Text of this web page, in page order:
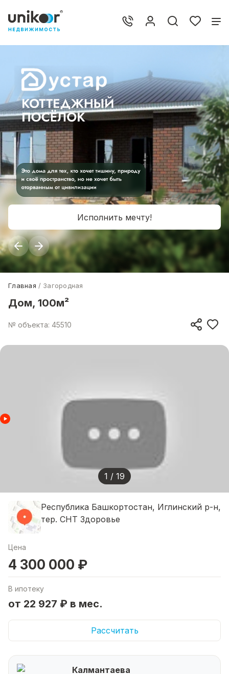
Исполнить мечту!
Главная Загородная
Дом, 100м²
№ объекта: 45510
1 / 19
Республика Башкортостан, Иглинский р-н,
тер. СНТ Здоровье
Цена
4 300 000 ₽
В ипотеку
от 22 927 ₽ в мес.
Рассчитать
Калмантаева